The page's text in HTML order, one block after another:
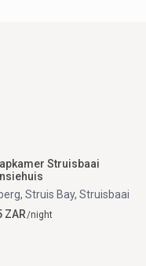
Struisbaai
Struis Bay,Struisbaai
ZAR/night